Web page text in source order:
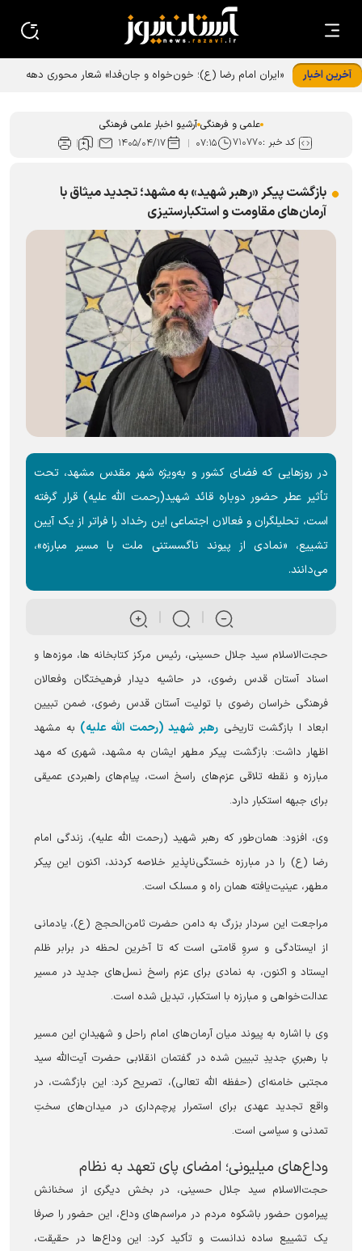
آخرین اخبار
علمی و فرهنگی آرشیو اخبار علمی فرهنگی
کد خبر :۷۱۰۷۷۰ ۰۷:۱۵ ۱۴۰۵/۰۴/۱۷
بازگشت پیکر «رهبر شهید» به مشهد؛ تجدید میثاق با
آرمان‌های مقاومت و استکبارستیزی
در روزهایی که فضای کشور و به‌ویژه شهر مقدس مشهد، تحت
تأثیر عطر حضور دوباره قائد شهید(رحمت الله علیه) قرار گرفته
است، تحلیلگران و فعالان اجتماعی این رخداد را فراتر از یک آیین
تشییع، «نمادی از پیوند ناگسستنی ملت با مسیر مبارزه»،
می‌دانند.
حجت‌الاسلام سید جلال حسینی، رئیس مرکز کتابخانه ها، موزه‌ها و
اسناد آستان قدس رضوی، در حاشیه دیدار فرهیختگان وفعالان
فرهنگی خراسان رضوی با تولیت آستان قدس رضوی، ضمن تبیین
ابعاد ا بازگشت تاریخیرهبر شهید (رحمت الله علیه) به مشهد
اظهار داشت: بازگشت پیکر مطهر ایشان به مشهد، شهری که مهد
مبارزه و نقطه تلاقی عزم‌های راسخ است، پیام‌های راهبردی عمیقی
برای جبهه استکبار دارد.
وی، افزود: همان‌طور که رهبر شهید (رحمت الله علیه)، زندگی امام
رضا (ع) را در مبارزه خستگی‌ناپذیر خلاصه کردند، اکنون این پیکر
مطهر، عینیت‌یافته همان راه و مسلک است.
مراجعت این سردار بزرگ به دامن حضرت ثامن‌الحجج (ع)، یادمانی
از ایستادگی و سروِ قامتی است که تا آخرین لحظه در برابر ظلم
ایستاد و اکنون، به نمادی برای عزم راسخ نسل‌های جدید در مسیر
عدالت‌خواهی و مبارزه با استکبار، تبدیل شده است.
وی با اشاره به پیوند میان آرمان‌های امام راحل و شهیدانِ این مسیر
با رهبریِ جدیدِ تبیین شده در گفتمان انقلابی حضرت آیت‌الله سید
مجتبی خامنه‌ای (حفظه الله تعالی)، تصریح کرد: این بازگشت، در
واقع تجدید عهدی برای استمرار پرچم‌داری در میدان‌های سختِ
تمدنی و سیاسی است.
وداع‌های میلیونی؛ امضای پای تعهد به نظام
حجت‌الاسلام سید جلال حسینی، در بخش دیگری از سخنانش
پیرامون حضور باشکوه مردم در مراسم‌های وداع، این حضور را صرفا
یک تشییع ساده ندانست و تأکید کرد: این وداع‌ها در حقیقت،